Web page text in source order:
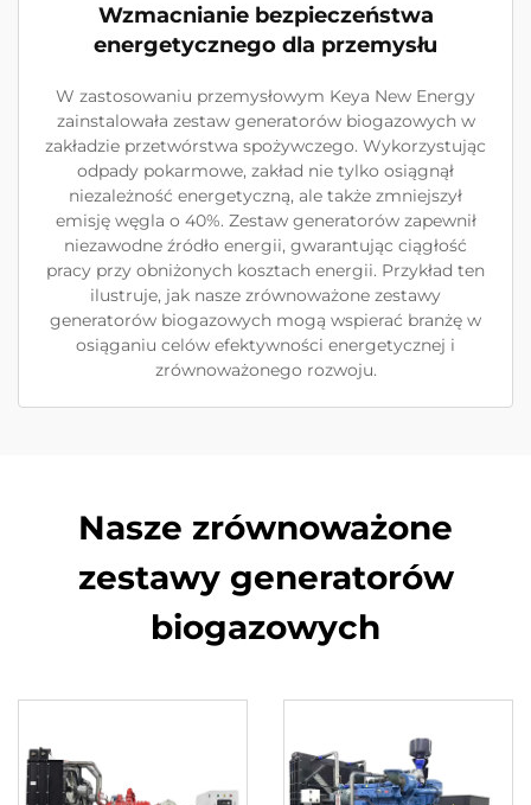
Wzmacnianie bezpieczeństwa
energetycznego dla przemysłu
W zastosowaniu przemysłowym Keya New Energy
zainstalowała zestaw generatorów biogazowych w
zakładzie przetwórstwa spożywczego. Wykorzystując
odpady pokarmowe, zakład nie tylko osiągnął
niezależność energetyczną, ale także zmniejszył
emisję węgla o 40%. Zestaw generatorów zapewnił
niezawodne źródło energii, gwarantując ciągłość
pracy przy obniżonych kosztach energii. Przykład ten
ilustruje, jak nasze zrównoważone zestawy
generatorów biogazowych mogą wspierać branżę w
osiąganiu celów efektywności energetycznej i
zrównoważonego rozwoju.
Nasze zrównoważone
zestawy generatorów
biogazowych